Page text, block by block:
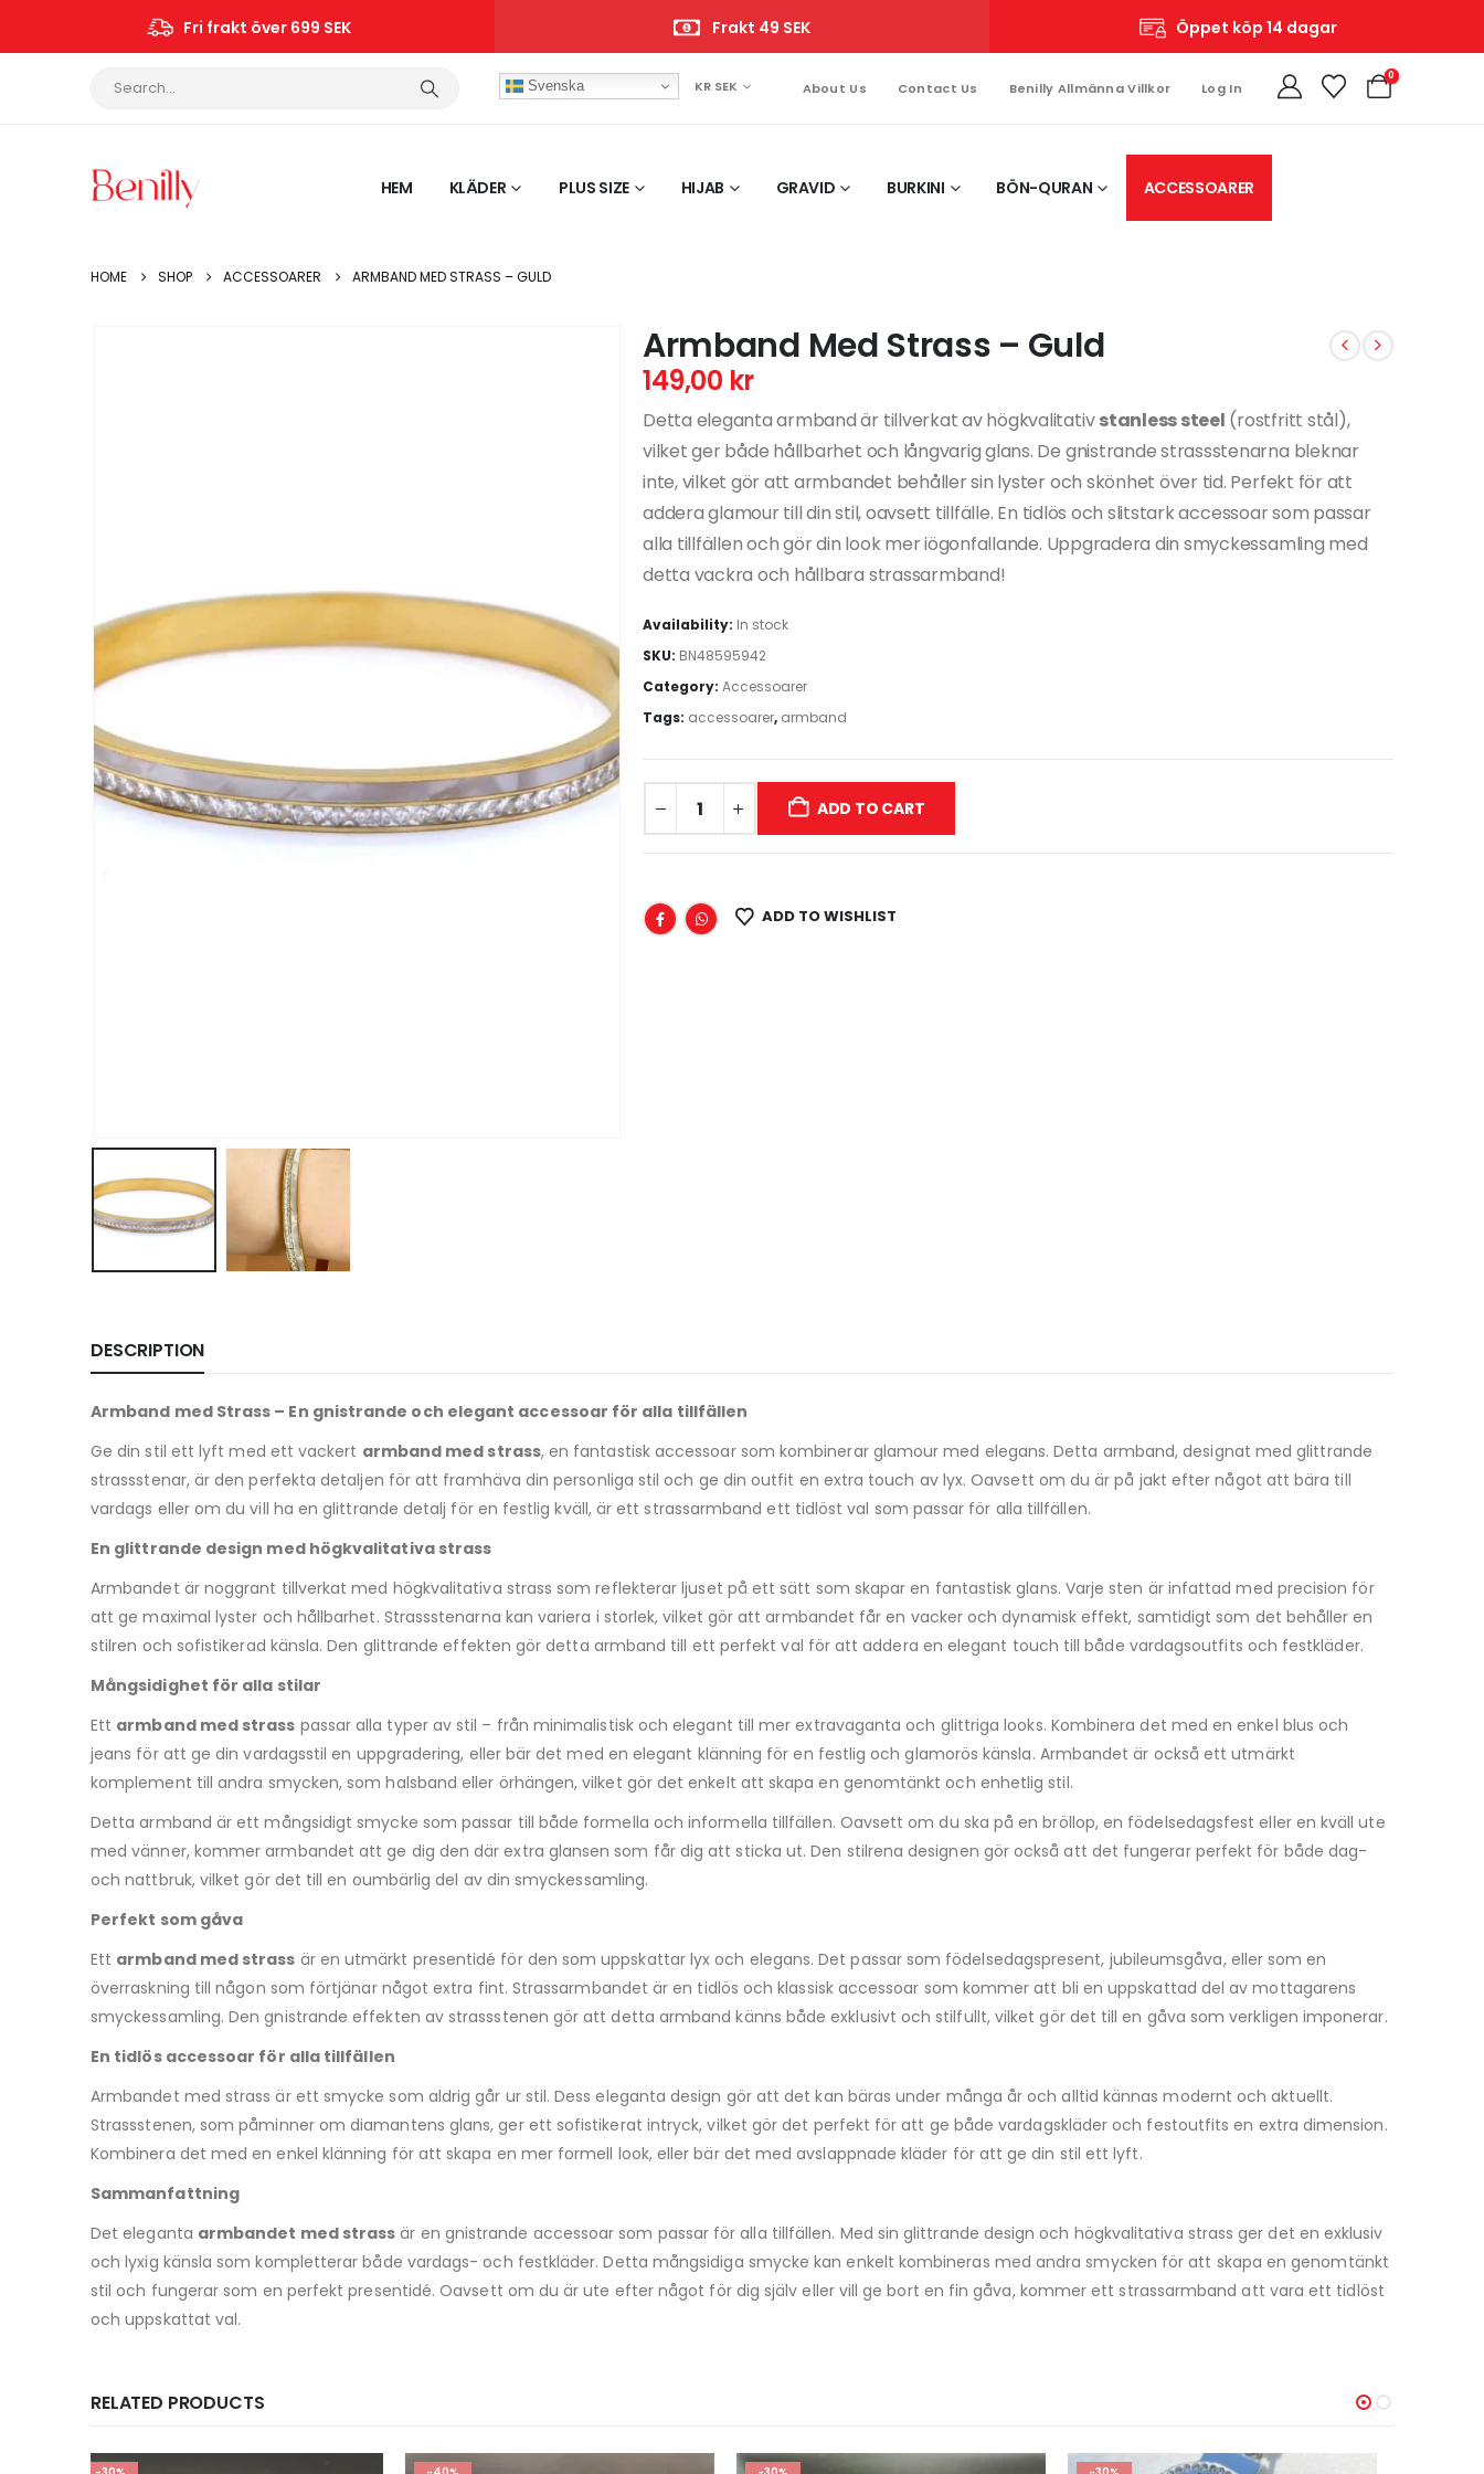
Fri frakt över 699 SEK Frakt 49 SEK Öppet köp 14 dagar
Svenska KR SEK About Us Contact Us Benilly Allmänna Villkor Log In
0
HEM KLÄDER PLUS SIZE HIJAB GRAVID BURKINI BÖN-QURAN ACCESSOARER
HOME SHOP ACCESSOARER ARMBAND MED STRASS – GULD
Armband Med Strass – Guld
149,00 kr
Detta eleganta armband är tillverkat av högkvalitativstanless steel (rostfritt stål),
vilket ger både hållbarhet och långvarig glans. De gnistrande strassstenarna bleknar
inte, vilket gör att armbandet behåller sin lyster och skönhet över tid. Perfekt för att
addera glamour till din stil, oavsett tillfälle. En tidlös och slitstark accessoar som passar
alla tillfällen och gör din look mer iögonfallande. Uppgradera din smyckessamling med
detta vackra och hållbara strassarmband!
Availability: In stock
SKU: BN48595942
Category: Accessoarer
Tags: accessoarer, armband
ADD TO CART
ADD TO WISHLIST
DESCRIPTION
Armband med Strass – En gnistrande och elegant accessoar för alla tillfällen
Ge din stil ett lyft med ett vackert armband med strass, en fantastisk accessoar som kombinerar glamour med elegans. Detta armband, designat med glittrande
strassstenar, är den perfekta detaljen för att framhäva din personliga stil och ge din outfit en extra touch av lyx. Oavsett om du är på jakt efter något att bära till
vardags eller om du vill ha en glittrande detalj för en festlig kväll, är ett strassarmband ett tidlöst val som passar för alla tillfällen.
En glittrande design med högkvalitativa strass
Armbandet är noggrant tillverkat med högkvalitativa strass som reflekterar ljuset på ett sätt som skapar en fantastisk glans. Varje sten är infattad med precision för
att ge maximal lyster och hållbarhet. Strassstenarna kan variera i storlek, vilket gör att armbandet får en vacker och dynamisk effekt, samtidigt som det behåller en
stilren och sofistikerad känsla. Den glittrande effekten gör detta armband till ett perfekt val för att addera en elegant touch till både vardagsoutfits och festkläder.
Mångsidighet för alla stilar
Ett armband med strass passar alla typer av stil – från minimalistisk och elegant till mer extravaganta och glittriga looks. Kombinera det med en enkel blus och
jeans för att ge din vardagsstil en uppgradering, eller bär det med en elegant klänning för en festlig och glamorös känsla. Armbandet är också ett utmärkt
komplement till andra smycken, som halsband eller örhängen, vilket gör det enkelt att skapa en genomtänkt och enhetlig stil.
Detta armband är ett mångsidigt smycke som passar till både formella och informella tillfällen. Oavsett om du ska på en bröllop, en födelsedagsfest eller en kväll ute
med vänner, kommer armbandet att ge dig den där extra glansen som får dig att sticka ut. Den stilrena designen gör också att det fungerar perfekt för både dag-
och nattbruk, vilket gör det till en oumbärlig del av din smyckessamling.
Perfekt som gåva
Ett armband med strass är en utmärkt presentidé för den som uppskattar lyx och elegans. Det passar som födelsedagspresent, jubileumsgåva, eller som en
överraskning till någon som förtjänar något extra fint. Strassarmbandet är en tidlös och klassisk accessoar som kommer att bli en uppskattad del av mottagarens
smyckessamling. Den gnistrande effekten av strassstenen gör att detta armband känns både exklusivt och stilfullt, vilket gör det till en gåva som verkligen imponerar.
En tidlös accessoar för alla tillfällen
Armbandet med strass är ett smycke som aldrig går ur stil. Dess eleganta design gör att det kan bäras under många år och alltid kännas modernt och aktuellt.
Strassstenen, som påminner om diamantens glans, ger ett sofistikerat intryck, vilket gör det perfekt för att ge både vardagskläder och festoutfits en extra dimension.
Kombinera det med en enkel klänning för att skapa en mer formell look, eller bär det med avslappnade kläder för att ge din stil ett lyft.
Sammanfattning
Det eleganta armbandet med strass är en gnistrande accessoar som passar för alla tillfällen. Med sin glittrande design och högkvalitativa strass ger det en exklusiv
och lyxig känsla som kompletterar både vardags- och festkläder. Detta mångsidiga smycke kan enkelt kombineras med andra smycken för att skapa en genomtänkt
stil och fungerar som en perfekt presentidé. Oavsett om du är ute efter något för dig själv eller vill ge bort en fin gåva, kommer ett strassarmband att vara ett tidlöst
och uppskattat val.
RELATED PRODUCTS